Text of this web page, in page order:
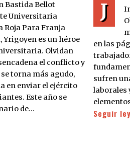
J
en las
sufren
laborales
Seguir
Bastida Bellot
Universitaria
Roja Para Franja
Yrigoyen es un héroe
Olvidan
el conflicto y
torna más agudo,
en enviar el ejército
Este año se
de…